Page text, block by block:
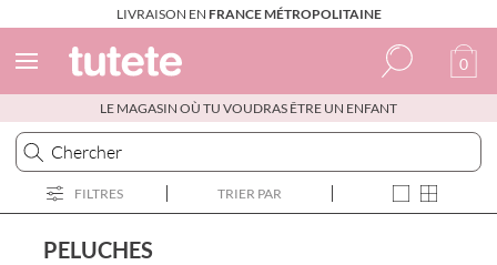
LIVRAISON EN FRANCE MÉTROPOLITAINE
Espagnol
Italien
Anglais
Portugais
0
LE MAGASIN OÙ TU VOUDRAS ÊTRE UN ENFANT
FILTRES TRIER PAR
PELUCHES